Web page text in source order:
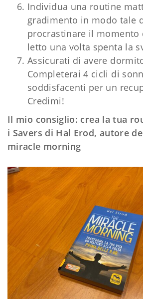
Individua una routine
gradimento in modo tale
procrastinare il momento
letto una volta spenta la
Assicurati di avere
Completerai 4 cicli di
soddisfacenti per un
Credimi!
Il mio consiglio: crea la tua
i Savers di Hal Erod, autore
miracle morning